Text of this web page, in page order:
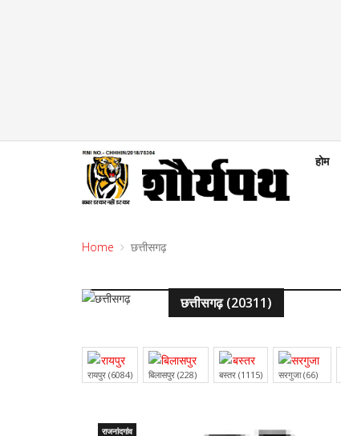
होम
Home छत्तीसगढ़
छत्तीसगढ़ (20311)
रायपुर (6084) बिलासपुर (228) बस्तर (1115) सरगुजा (66)
राजनांदगांव